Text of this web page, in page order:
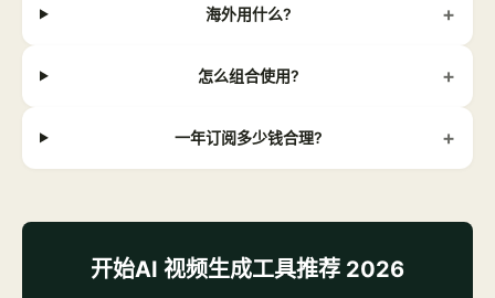
海外用什么? +
怎么组合使用? +
一年订阅多少钱合理? +
开始AI 视频生成工具推荐 2026